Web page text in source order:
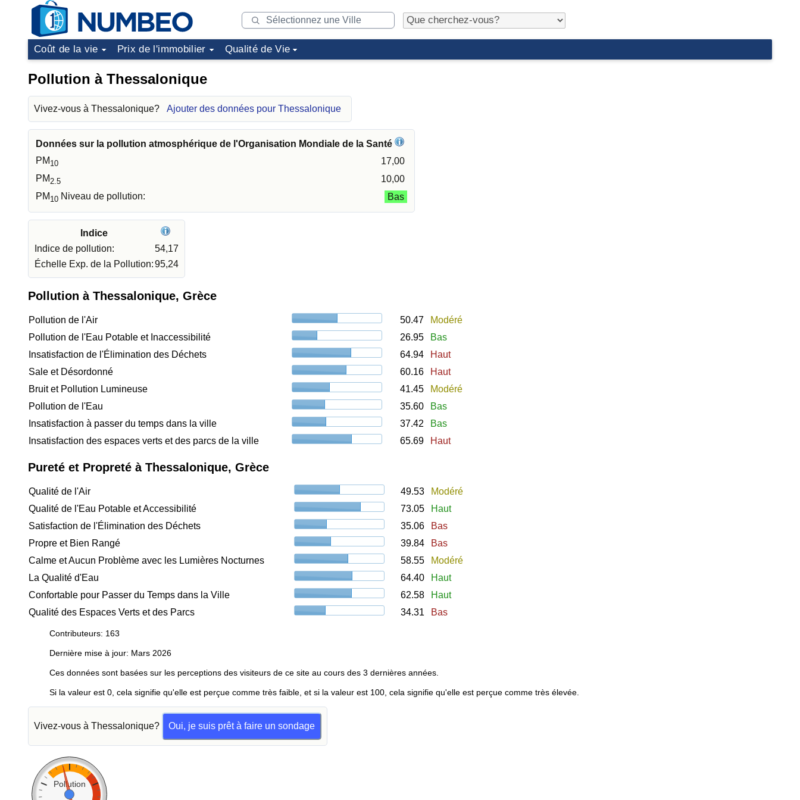
Coût de la vie Prix de l'immobilier Qualité de Vie
Pollution à Thessalonique
Vivez-vous à Thessalonique? Ajouter des données pour Thessalonique
Données sur la pollution atmosphérique de l'Organisation Mondiale de la Santé
PM 10
17,00
PM2.5
10,00
PM 10 Niveau de pollution: Bas
Indice
Indice de pollution:
54,17
Échelle Exp. de la Pollution:95,24
Pollution à Thessalonique, Grèce
Pollution de l'Air 50.47
Modéré
Pollution de l'Eau Potable et Inaccessibilité
26.95
Bas
Insatisfaction de l'Élimination des Déchets
64.94
Haut
Sale et Désordonné
60.16
Haut
Bruit et Pollution Lumineuse
41.45
Modéré
Pollution de l'Eau
35.60
Bas
Insatisfaction à passer du temps dans la ville
37.42
Bas
Insatisfaction des espaces verts et des parcs de la ville
65.69 Haut
Pureté et Propreté à Thessalonique, Grèce
Qualité de l'Air 49.53
Modéré
Qualité de l'Eau Potable et Accessibilité
73.05
Haut
Satisfaction de l'Élimination des Déchets
35.06
Bas
Propre et Bien Rangé
39.84
Bas
Calme et Aucun Problème avec les Lumières Nocturnes
58.55
Modéré
La Qualité d'Eau
64.40
Haut
Confortable pour Passer du Temps dans la Ville
62.58
Haut
Qualité des Espaces Verts et des Parcs
34.31 Bas
Contributeurs: 163
Dernière mise à jour: Mars 2026
Ces données sont basées sur les perceptions des visiteurs de ce site au cours des 3 dernières années.
Si la valeur est 0, cela signifie qu'elle est perçue comme très faible, et si la valeur est 100, cela signifie qu'elle est perçue comme très élevée.
Vivez-vous à Thessalonique? Oui, je suis prêt à faire un sondage
Pollution